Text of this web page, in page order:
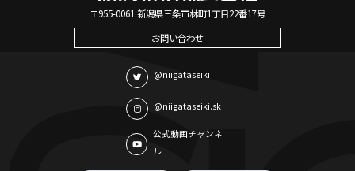
〒955-0061 新潟県三条市林町1丁目22番17号
お問い合わせ
@niigataseiki
@niigataseiki.sk
公式動画チャンネ
ル